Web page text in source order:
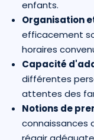
enfants.
Organisation
efficacement
horaires
Capacité
différentes
attentes des
Notions de
connaissances